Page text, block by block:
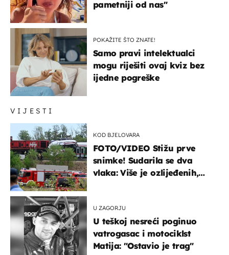
VIJESTI
KOD BJELOVARA
FOTO/VIDEO Stižu prve
snimke! Sudarila se dva
vlaka: Više je ozlijeđenih,
U ZAGORJU
U teškoj nesreći poginuo
vatrogasac i motociklst
Matija: "Ostavio je trag"
pametniji od nas"
POKAŽITE ŠTO ZNATE!
Samo pravi intelektualci
mogu riješiti ovaj kviz bez
ijedne pogreške